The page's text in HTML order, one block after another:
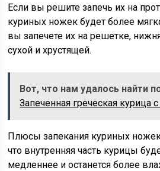
Если вы решите запечь их на
куриных ножек будет более
вы запечете их на решетке,
сухой и хрустящей.
Вот, что нам удалось найти
Запеченная греческая курица
Плюсы запекания куриных
что внутренняя часть курицы
медленнее и останется более